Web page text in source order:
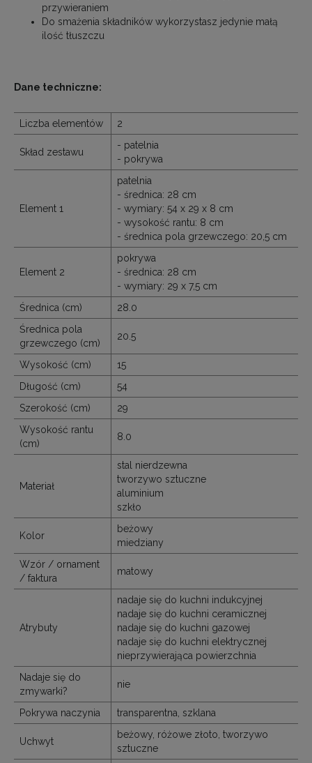
przywieraniem
Do smażenia składników wykorzystasz jedynie małą
ilość tłuszczu
Dane techniczne:
Liczba elementów 2
Skład zestawu
- patelnia
- pokrywa
Element 1
patelnia
- średnica: 28 cm
- wymiary: 54 x 29 x 8 cm
- wysokość rantu: 8 cm
- średnica pola grzewczego: 20,5 cm
Element 2
pokrywa
- średnica: 28 cm
- wymiary: 29 x 7,5 cm
Średnica (cm)
28.0
Średnica pola
grzewczego (cm)
20.5
Wysokość (cm)
15
Długość (cm)
54
Szerokość (cm)
29
Wysokość rantu
(cm)
8.0
Materiał
stal nierdzewna
tworzywo sztuczne
aluminium
szkło
Kolor
beżowy
miedziany
Wzór / ornament
/ faktura
matowy
Atrybuty
nadaje się do kuchni indukcyjnej
nadaje się do kuchni ceramicznej
nadaje się do kuchni gazowej
nadaje się do kuchni elektrycznej
nieprzywierająca powierzchnia
Nadaje się do
zmywarki?
nie
Pokrywa naczynia transparentna, szklana
Uchwyt
beżowy, różowe złoto, tworzywo
sztuczne